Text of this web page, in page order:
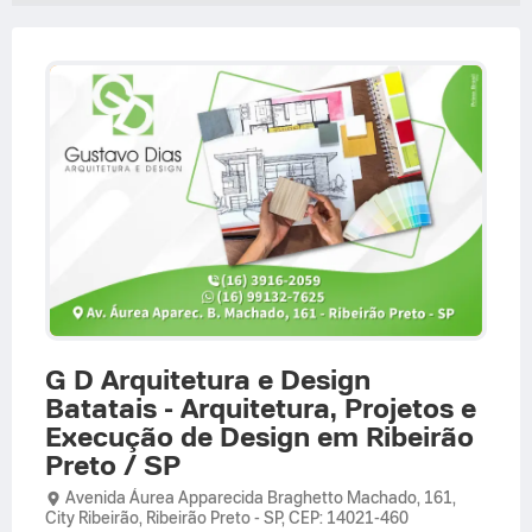
G D Arquitetura e Design
Batatais - Arquitetura, Projetos e
Execução de Design em Ribeirão
Preto / SP
Avenida Áurea Apparecida Braghetto Machado, 161,
City Ribeirão, Ribeirão Preto- SP, CEP: 14021-460